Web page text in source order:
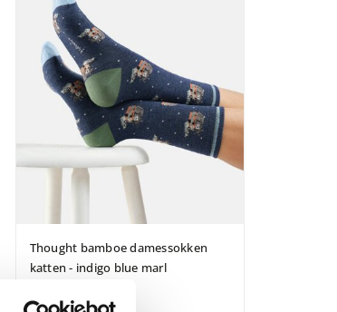
Thought bamboe damessokken
katten - indigo blue marl
€ 9,95